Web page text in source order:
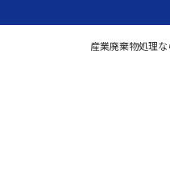
各種廃材の処理
ロゴマークに
産業廃棄物処理